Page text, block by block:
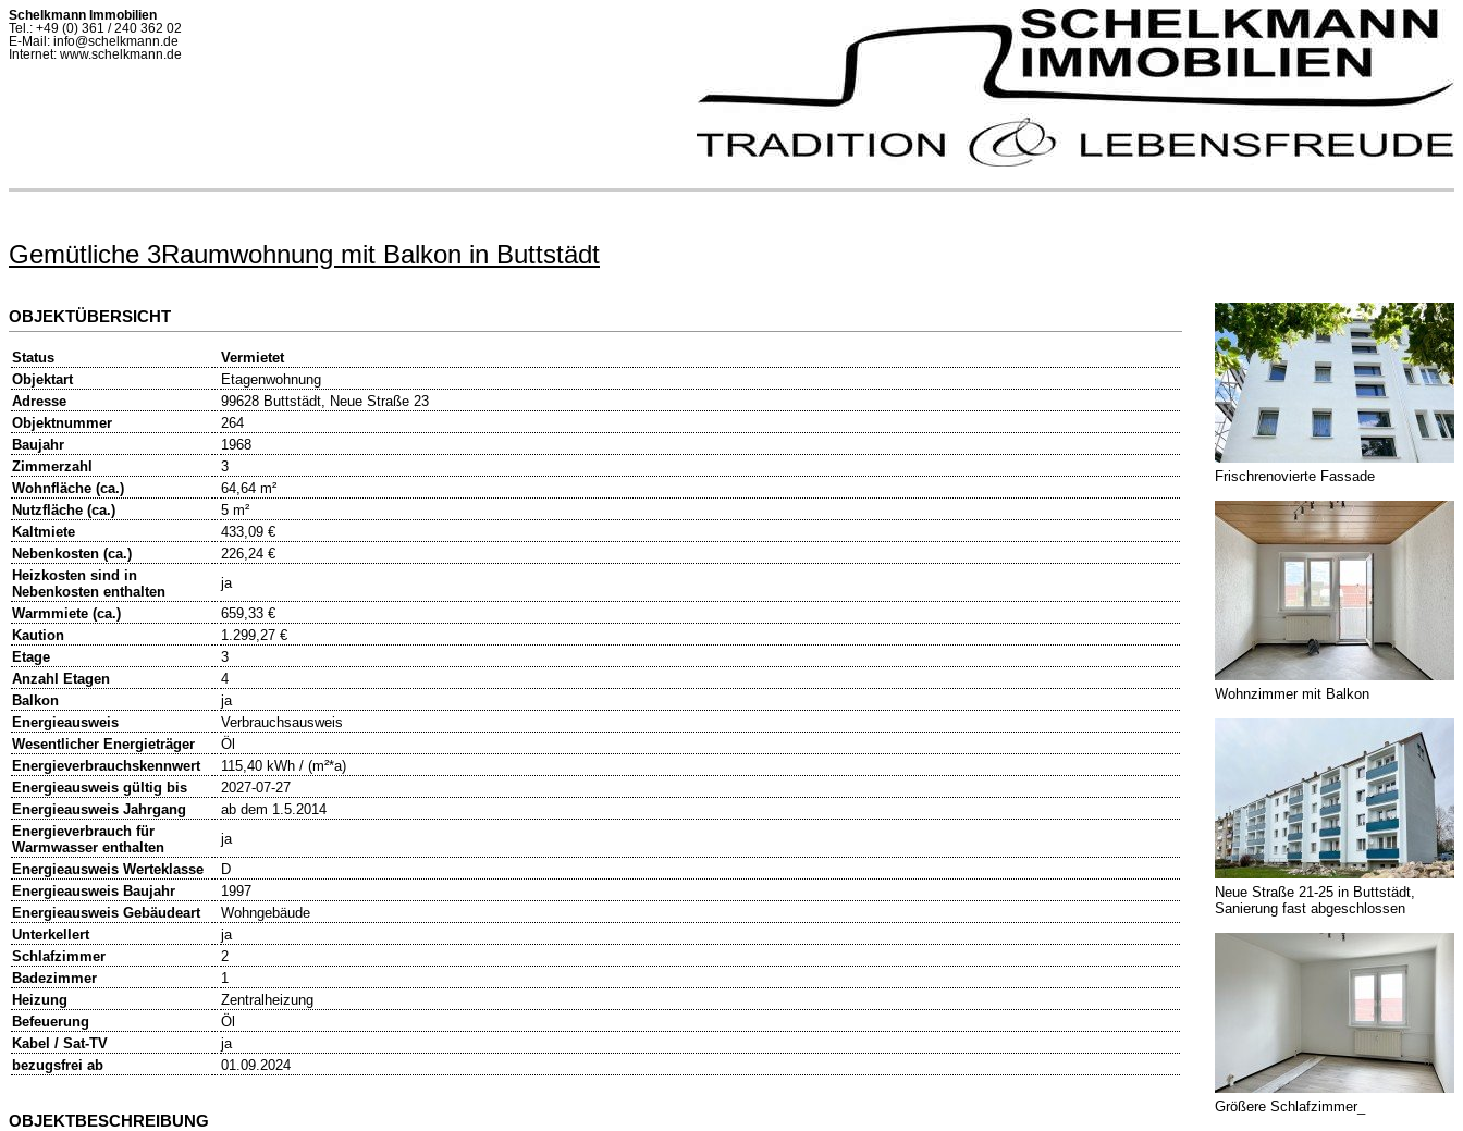
Schelkmann Immobilien
Tel.: +49 (0) 361 / 240 362 02
E-Mail: info@schelkmann.de
Internet: www.schelkmann.de
Gemütliche 3Raumwohnung mit Balkon in Buttstädt
OBJEKTÜBERSICHT
Status
Vermietet
Objektart
Etagenwohnung
Adresse
99628 Buttstädt, Neue Straße 23
Objektnummer
264
Baujahr
1968
Zimmerzahl
3
Wohnfläche (ca.)
64,64 m²
Nutzfläche (ca.)
5 m²
Kaltmiete
433,09 €
Nebenkosten (ca.)
226,24 €
Heizkosten sind in
Nebenkosten enthalten
ja
Warmmiete (ca.)
659,33 €
Kaution
1.299,27 €
Etage
3
Anzahl Etagen
4
Balkon
ja
Energieausweis
Verbrauchsausweis
Wesentlicher Energieträger
Öl
Energieverbrauchskennwert
115,40 kWh / (m²*a)
Energieausweis gültig bis
2027-07-27
Energieausweis Jahrgang
ab dem 1.5.2014
Energieverbrauch für
Warmwasser enthalten
ja
Energieausweis Werteklasse
D
Energieausweis Baujahr
1997
Energieausweis Gebäudeart
Wohngebäude
Unterkellert
ja
Schlafzimmer
2
Badezimmer
1
Heizung
Zentralheizung
Befeuerung
Öl
Kabel / Sat-TV
ja
bezugsfrei ab
01.09.2024
OBJEKTBESCHREIBUNG
Frischrenovierte Fassade
Wohnzimmer mit Balkon
Neue Straße 21-25 in Buttstädt,
Sanierung fast abgeschlossen
Größere Schlafzimmer_